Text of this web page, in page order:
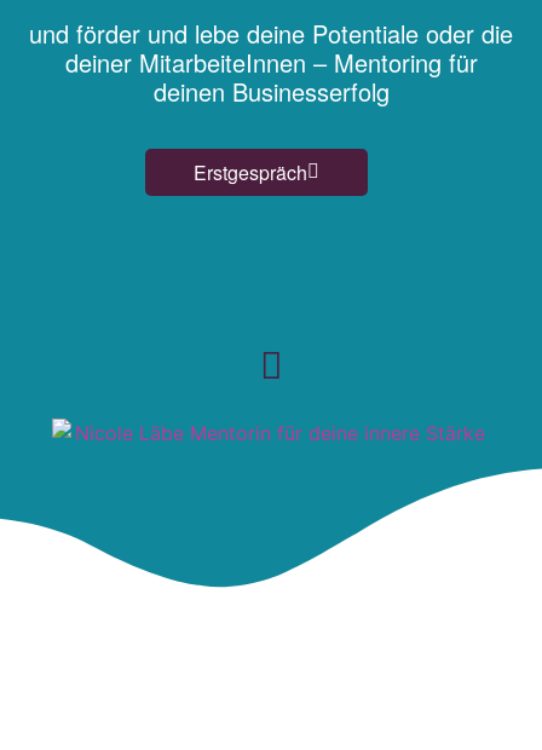
und förder und lebe deine Potentiale oder die
deiner MitarbeiteInnen – Mentoring für
deinen Businesserfolg
Erstgespräch